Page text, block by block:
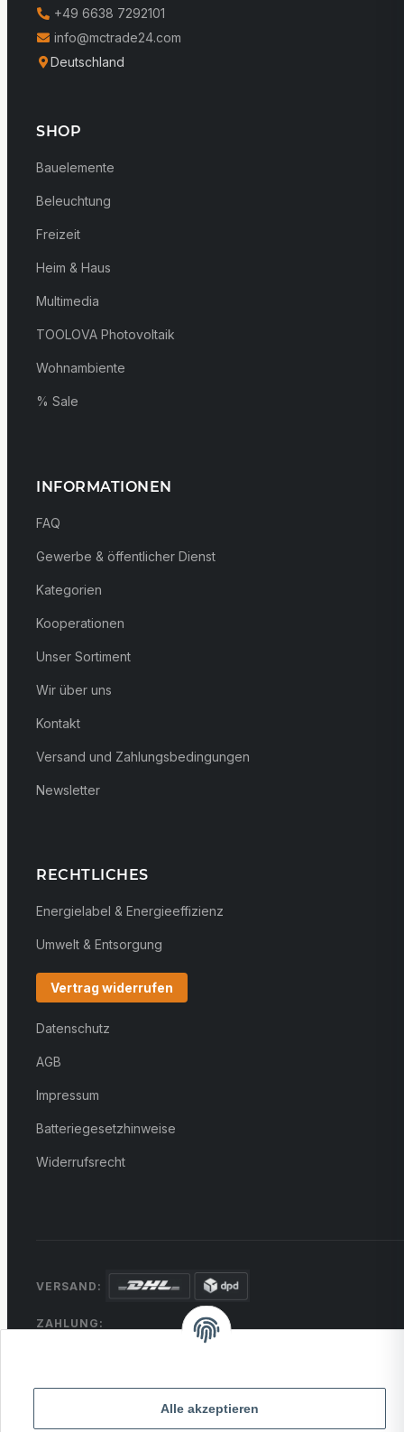
Alle akzeptieren
+49 6638 7292101
info@mctrade24.com
Deutschland
SHOP
Bauelemente
Beleuchtung
Freizeit
Heim & Haus
Multimedia
TOOLOVA Photovoltaik
Wohnambiente
% Sale
INFORMATIONEN
FAQ
Gewerbe & öffentlicher Dienst
Kategorien
Kooperationen
Unser Sortiment
Wir über uns
Kontakt
Versand und Zahlungsbedingungen
Newsletter
RECHTLICHES
Energielabel & Energieeffizienz
Umwelt & Entsorgung
Vertrag widerrufen
Datenschutz
AGB
Impressum
Batteriegesetzhinweise
Widerrufsrecht
VERSAND:
ZAHLUNG:
MasterCard
* Alle Preise inkl. gesetzlicher USt., zzgl.Versand